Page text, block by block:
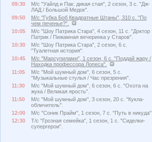
09:30
М/с "Уайлд и Пак: дикая стая", 2 сезон, 3 с. "Дж-
ЛАД / Большой Медок".
09:50
М/с "Губка Боб Квадратные Штаны", 310 с. "По
чем печенье?".
10:05
М/с "Шоу Патрика Стара", 4 сезон, 11 с. "Доктор
Патрик / Пижамная вечеринка у Старов".
10:30
М/с "Шоу Патрика Стара", 2 сезон, 6 с.
"Туалетная история".
10:45
М/с "Марсупилами", 1 сезон, 6 с. "Поддай жару /
Находка профессора Лопеса".
11:05
М/с "Мой шумный дом", 6 сезон, 5 с.
"Музыкальные стулья / Час презрения".
11:30
М/с "Мой шумный дом", 6 сезон, 6 с. "Охота на
жука / Великая ярость".
11:50
М/с "Мой шумный дом", 3 сезон, 20 с. "Кукла-
обличитель".
12:00
М/с "Соник Прайм", 1 сезон, 7 с. "Путь в никуда".
12:30
Т/с "Грозная семейка", 1 сезон, 1 с. "Сиделки-
супергерои".